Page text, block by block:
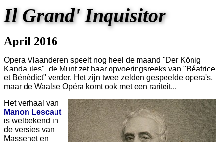
Il Grand' Inquisitor
April 2016
Opera Vlaanderen speelt nog heel de maand "Der König
Kandaules", de Munt zet haar opvoeringsreeks van "Béatrice
et Bénédict" verder. Het zijn twee zelden gespeelde opera's,
maar de Waalse Opéra komt ook met een rariteit...
Het verhaal van
Manon Lescaut
is welbekend in
de versies van
Massenet en